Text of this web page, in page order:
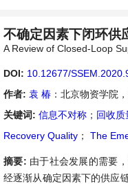
不确定因素下闭环供
A Review of Closed-Loop
DOI: 10.12677/
作者: 袁 椿 ：北京物资学院
关键词: 信息不对称 ； 回收质
Recovery Quality ； The
摘要: 由于社会发展的需要
经逐渐从确定因素下的供应